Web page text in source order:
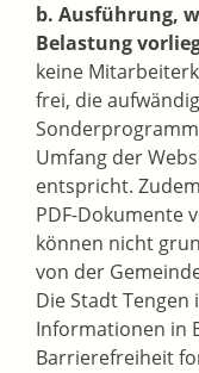
b. Ausführung,
Belastung
keine
frei, die
Umfang der
entspricht.
PDF-Dokumente
können nicht
von der
Die Stadt
Informationen in
Barrierefreiheit